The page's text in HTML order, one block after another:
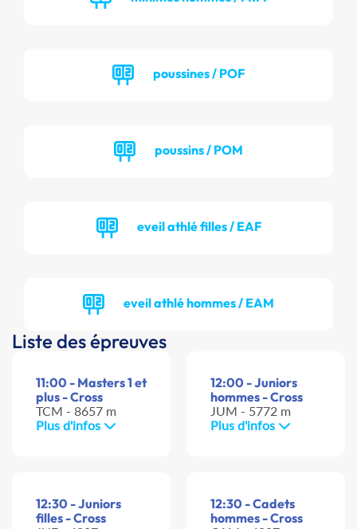
poussines / POF
poussins / POM
eveil athlé filles / EAF
eveil athlé hommes / EAM
Liste des épreuves
11:00 - Masters 1 et
plus - Cross
TCM - 8657 m
Plus d'infos
12:00 - Juniors
hommes - Cross
JUM - 5772 m
Plus d'infos
12:30 - Juniors
filles - Cross
12:30 - Cadets
hommes - Cross